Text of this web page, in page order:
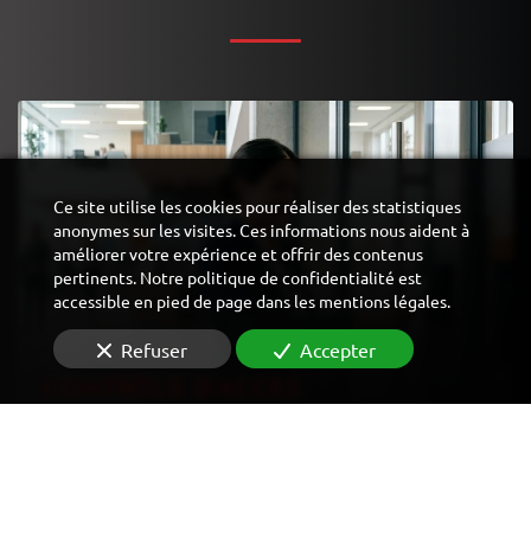
Ce site utilise les cookies pour réaliser des statistiques
anonymes sur les visites. Ces informations nous aident à
améliorer votre expérience et offrir des contenus
pertinents. Notre politique de confidentialité est
accessible en pied de page dans les mentions légales.
Refuser Accepter